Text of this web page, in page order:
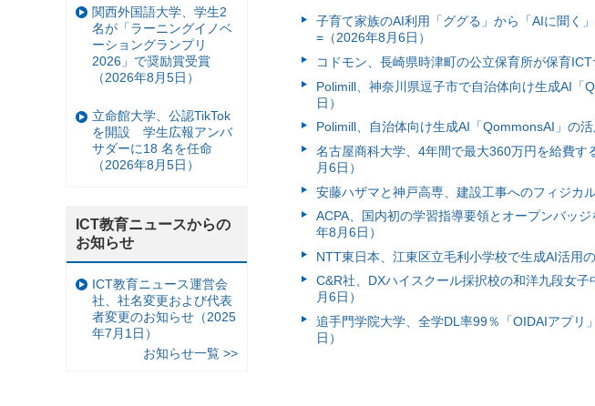
子育て家族のAI利用「ググる」から「AIに聞く
=（2026年8月6日）
コドモン、長崎県時津町の公立保育所が保育
Polimill、神奈川県逗子市で自治体向け生成AI
日）
Polimill、自治体向け生成AI「QommonsAI」の
名古屋商科大学、4年間で最大360万円を給費
月6日）
安藤ハザマと神戸高専、建設工事へのフィジカ
ACPA、国内初の学習指導要領とオープンバッ
年8月6日）
NTT東日本、江東区立毛利小学校で生成AI活用
C&R社、DXハイスクール採択校の和洋九段女
月6日）
追手門学院大学、全学DL率99％「OIDAIアプリ
日）
関西外国語大学、学生2
名が「ラーニングイノベ
ーショングランプリ
2026」で奨励賞受賞
（2026年8月5日）
立命館大学、公認TikTok
を開設 学生広報アンバ
サダーに18 名を任命
（2026年8月5日）
ICT教育ニュースからの
お知らせ
ICT教育ニュース運営会
社、社名変更および代表
者変更のお知らせ（2025
年7月1日）
お知らせ一覧 >>